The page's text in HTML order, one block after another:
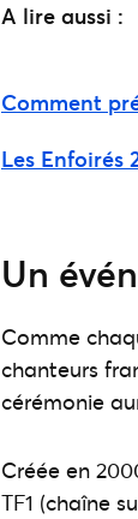
A lire aussi :
Comment
Les
Un
Comme
chanteurs
cérémonie
Créée en
TF1 (chaîne